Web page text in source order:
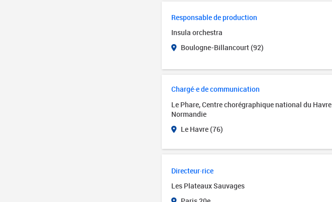
Responsable de production
Insula orchestra
Boulogne-Billancourt (92)
Chargé·e de communication
Le Phare, Centre chorégraphique national du Havre
Normandie
Le Havre (76)
Directeur·rice
Les Plateaux Sauvages